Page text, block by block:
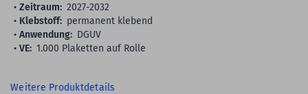
Zeitraum: 2027-2032
Klebstoff: permanent klebend
Anwendung: DGUV
VE: 1.000 Plaketten auf Rolle
Weitere Produktdetails